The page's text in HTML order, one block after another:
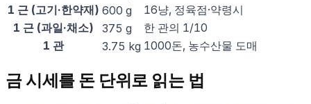
1 근 (고기·한약재) 600 g
16냥, 정육점·약령시
1 근 (과일·채소)
375 g
한 관의 1/10
1 관
3.75 kg 1000돈, 농수산물 도매
금 시세를 돈 단위로 읽는 법